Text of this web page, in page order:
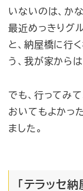
いないのは、か
最近めっきりグ
と、納屋橋に行
う、我が家から
でも、行ってみ
おいてもよかっ
ました。
「テラッセ